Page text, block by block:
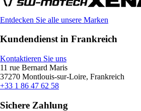
Entdecken Sie alle unsere Marken
Kundendienst in Frankreich
Kontaktieren Sie uns
11 rue Bernard Maris
37270 Montlouis-sur-Loire, Frankreich
+33 1 86 47 62 58
Sichere Zahlung